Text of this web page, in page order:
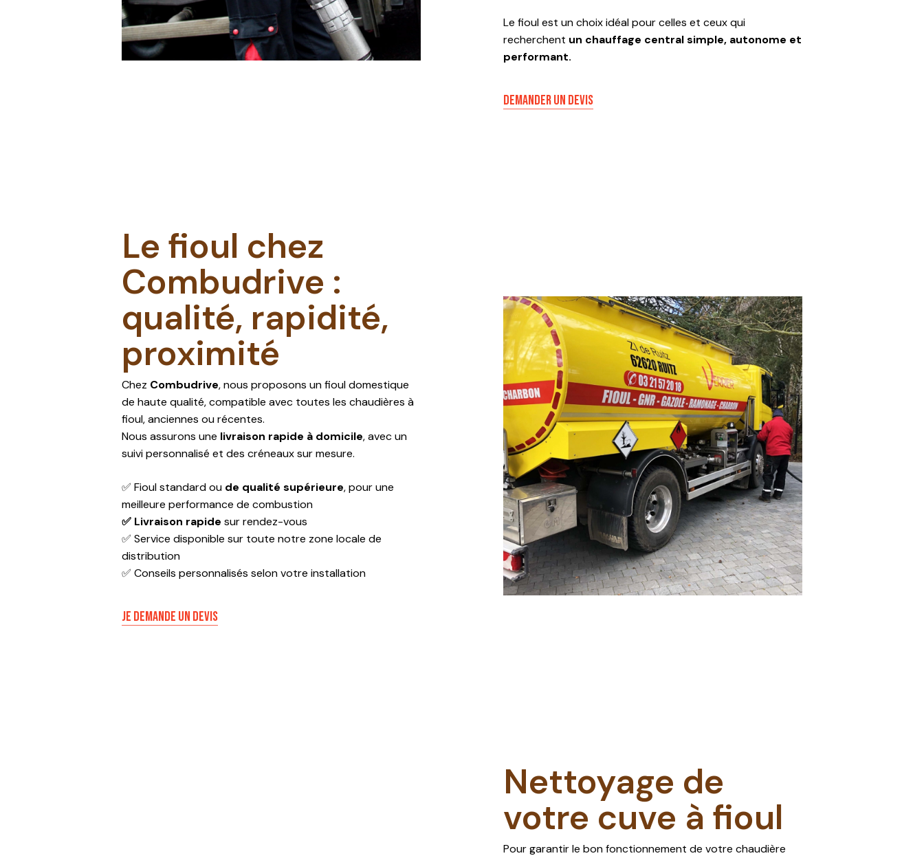
Votre panier est vide.
ALLER À LA BOUTIQUE
Le fioul est un choix idéal pour celles et ceux qui
recherchent un chauffage central simple, autonome et
performant.
DEMANDER UN DEVIS
Le fioul chez
Combudrive :
qualité, rapidité,
proximité
Chez Combudrive, nous proposons un fioul domestique
de haute qualité, compatible avec toutes les chaudières à
fioul, anciennes ou récentes.
Nous assurons une livraison rapide à domicile, avec un
suivi personnalisé et des créneaux sur mesure.
✅ Fioul standard ou de qualité supérieure, pour une
meilleure performance de combustion
✅ Livraison rapide sur rendez-vous
✅ Service disponible sur toute notre zone locale de
distribution
✅ Conseils personnalisés selon votre installation
JE DEMANDE UN DEVIS
Nettoyage de
votre cuve à fioul
Pour garantir le bon fonctionnement de votre chaudière